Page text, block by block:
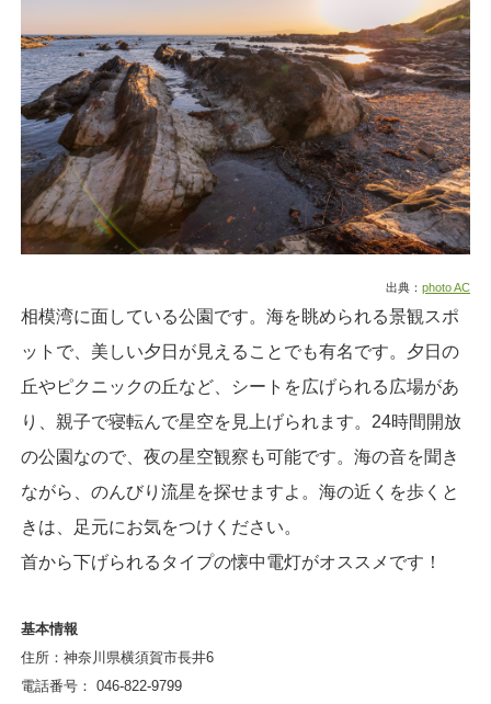
出典：photo AC
相模湾に面している公園です。海を眺められる景観スポ
ットで、美しい夕日が見えることでも有名です。夕日の
丘やピクニックの丘など、シートを広げられる広場があ
り、親子で寝転んで星空を見上げられます。24時間開放
の公園なので、夜の星空観察も可能です。海の音を聞き
ながら、のんびり流星を探せますよ。海の近くを歩くと
きは、足元にお気をつけください。
首から下げられるタイプの懐中電灯がオススメです！
基本情報
住所：神奈川県横須賀市長井6
電話番号： 046-822-9799